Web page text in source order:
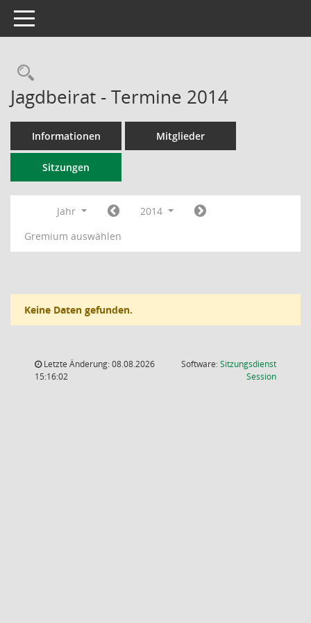
Toggle navigation
Rechercheauswahl
Jagdbeirat - Termine 2014
Informationen Mitglieder
Sitzungen
Jahr
2014
Gremium auswählen
Keine Daten gefunden.
Letzte Änderung: 08.08.2026
15:16:02
Software:Sitzungsdienst
Session(Wird in